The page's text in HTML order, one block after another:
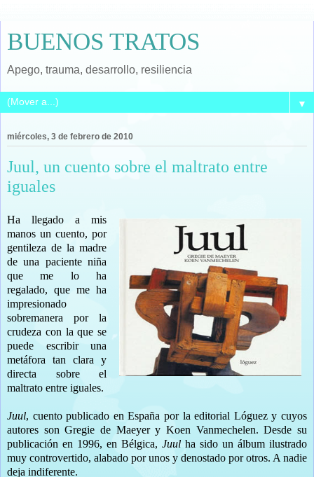
BUENOS TRATOS
Apego, trauma, desarrollo, resiliencia
▼
miércoles, 3 de febrero de 2010
Juul, un cuento sobre el maltrato entre
iguales
Ha llegado a mis
manos un cuento, por
gentileza de la madre
de una paciente niña
que me lo ha
regalado, que me ha
impresionado
sobremanera por la
crudeza con la que se
puede escribir una
metáfora tan clara y
directa sobre el
maltrato entre iguales.
Juul, cuento publicado en España por la editorial Lóguez y cuyos
autores son Gregie de Maeyer y Koen Vanmechelen. Desde su
publicación en 1996, en Bélgica, Juul ha sido un álbum ilustrado
muy controvertido, alabado por unos y denostado por otros. A nadie
deja indiferente.